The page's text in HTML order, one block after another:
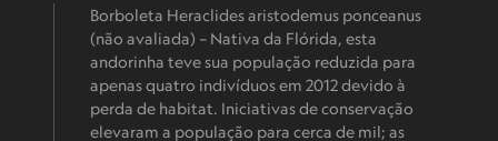
Borboleta Heraclides aristodemus ponceanus
(não avaliada) – Nativa da Flórida, esta
andorinha teve sua população reduzida para
apenas quatro indivíduos em 2012 devido à
perda de habitat. Iniciativas de conservação
elevaram a população para cerca de mil; as